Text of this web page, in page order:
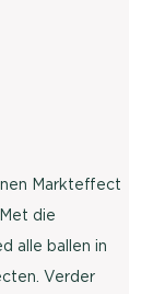
Markteffect
die
alle ballen in
Verder